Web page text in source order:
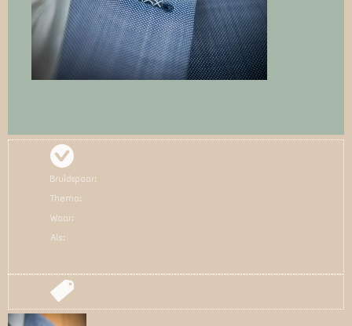
Bruidspaar:
Thema:
Waar:
Als: